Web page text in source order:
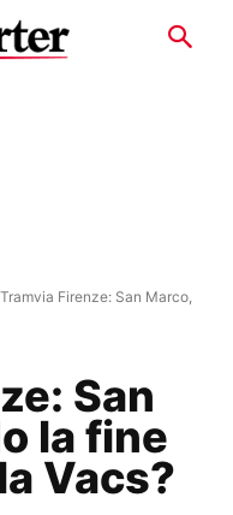
Tramvia Firenze: San Marco,
San
la fine
Vacs?